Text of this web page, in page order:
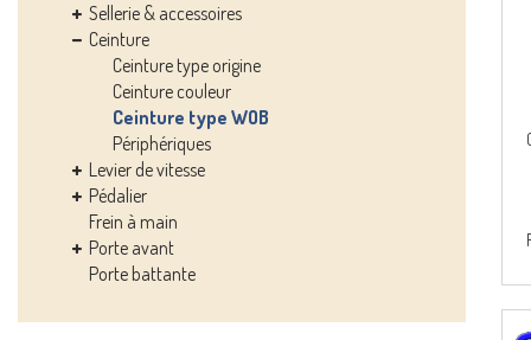
Sellerie & accessoires
Ceinture
Ceinture type origine
Ceinture couleur
Ceinture type WOB
Périphériques
Levier de vitesse
Pédalier
Frein à main
Porte avant
Porte battante